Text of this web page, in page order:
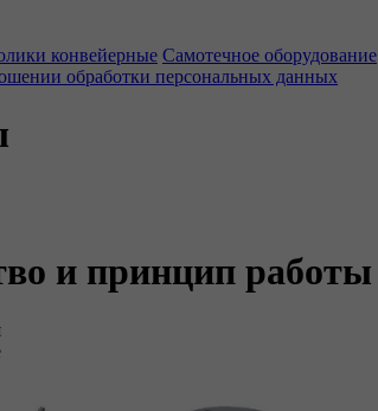
конвейерные Самотечное оборудование
обработки персональных данных
и принцип работы